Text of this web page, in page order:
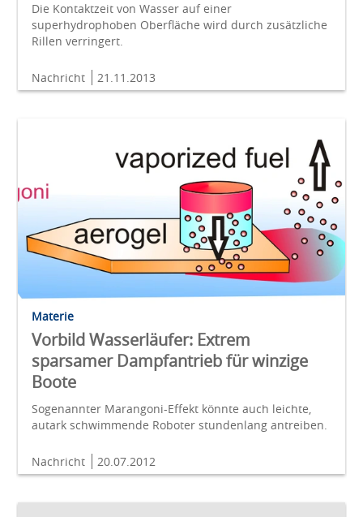
Die Kontaktzeit von Wasser auf einer
superhydrophoben Oberfläche wird durch zusätzliche
Rillen verringert.
Nachricht 21.11.2013
Materie
Vorbild Wasserläufer: Extrem
sparsamer Dampfantrieb für winzige
Boote
Sogenannter Marangoni-Effekt könnte auch leichte,
autark schwimmende Roboter stundenlang antreiben.
Nachricht 20.07.2012